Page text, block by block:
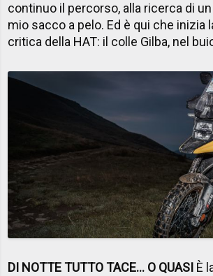
continuo il percorso, alla ricerca di un
mio sacco a pelo. Ed è qui che inizia
critica della HAT: il colle Gilba, nel
DI NOTTE TUTTO TACE... O QUASI È